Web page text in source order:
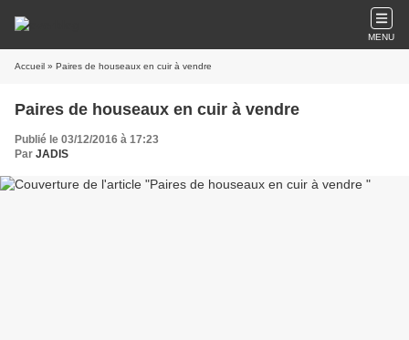
MENU
Accueil » Paires de houseaux en cuir à vendre
Paires de houseaux en cuir à vendre
Publié le 03/12/2016 à 17:23
Par JADIS